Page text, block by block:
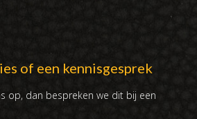
of een kennisgesprek
op, dan bespreken we dit bij een